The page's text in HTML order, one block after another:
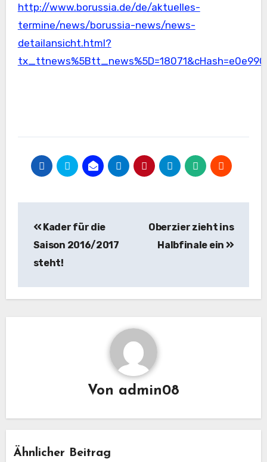
http://www.borussia.de/de/aktuelles-
termine/news/borussia-news/news-
detailansicht.html?
Kader für die
Saison 2016/2017
steht!
Oberzier zieht ins
Halbfinale ein
Von admin08
Ähnlicher Beitrag